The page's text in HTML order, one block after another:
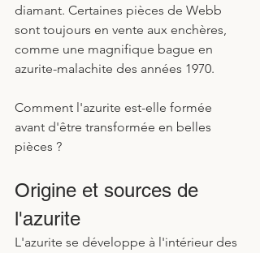
diamant. Certaines pièces de Webb
sont toujours en vente aux enchères,
comme une magnifique bague en
azurite-malachite des années 1970.
Comment l'azurite est-elle formée
avant d'être transformée en belles
pièces ?
Origine et sources de
l'azurite
L'azurite se développe à l'intérieur des